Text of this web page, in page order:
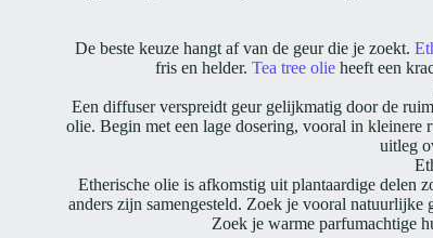
De beste keuze hangt af van de geur die je zoekt.
fris en helder. Tea tree olieheeft een
Een diffuser verspreidt geur gelijkmatig door de
olie. Begin met een lage dosering, vooral in
uitleg
Etherische olie is afkomstig uit plantaardige delen
anders zijn samengesteld. Zoek je vooral natuurlijke
Zoek je warme parfumachtige